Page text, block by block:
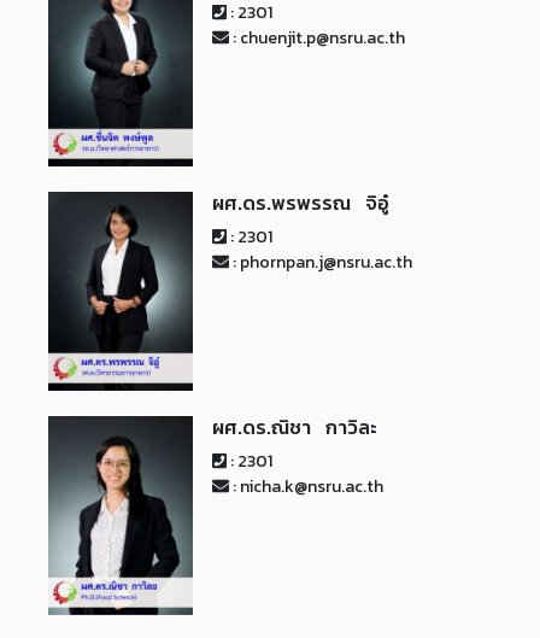
: 2301
: chuenjit.p@nsru.ac.th
ผศ.ดร.พรพรรณ จิอู๋
: 2301
: phornpan.j@nsru.ac.th
ผศ.ดร.ณิชา กาวิละ
: 2301
: nicha.k@nsru.ac.th